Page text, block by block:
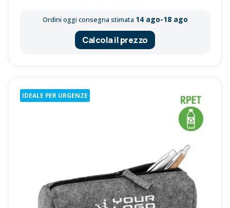
Ordini oggi consegna stimata 14 ago-18 ago
Calcola il prezzo
IDEALE PER URGENZE